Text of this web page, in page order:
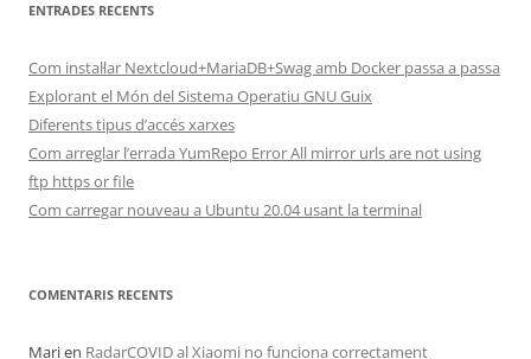
ENTRADES RECENTS
Com instal·lar Nextcloud+MariaDB+Swag amb Docker passa a passa
Explorant el Món del Sistema Operatiu GNU Guix
Diferents tipus d’accés xarxes
Com arreglar l’errada YumRepo Error All mirror urls are not using
ftp https or file
Com carregar nouveau a Ubuntu 20.04 usant la terminal
COMENTARIS RECENTS
Marien RadarCOVID al Xiaomi no funciona correctament